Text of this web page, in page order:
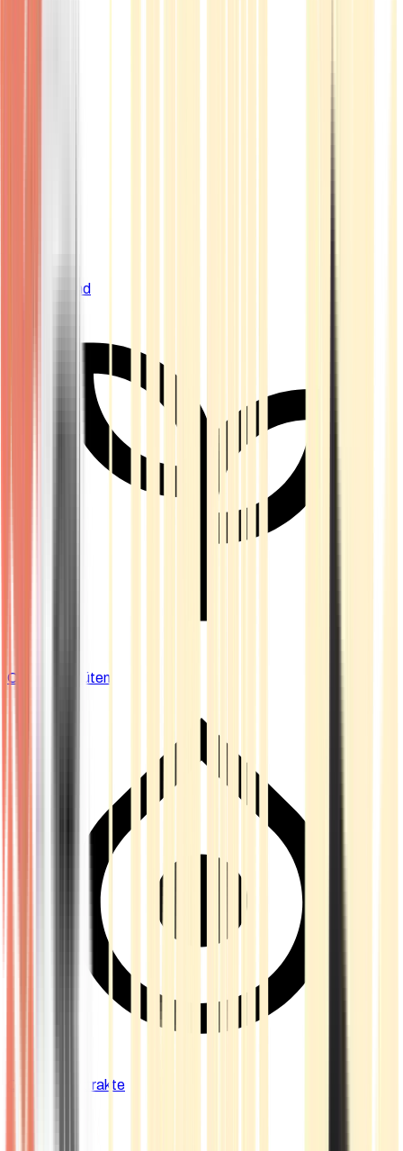
Live Bestand
Cannabis Blüten
Cannabis Extrakte